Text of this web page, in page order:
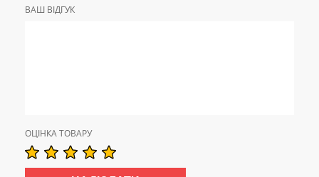
ВАШ ВІДГУК
ОЦІНКА ТОВАРУ